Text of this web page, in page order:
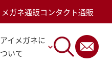
メガネ通販コンタクト通販
アイメガネに
ついて